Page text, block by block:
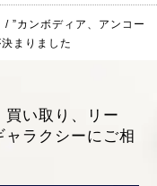
/ ”カンボディア、アンコー
まりました
買い取り、リー
ャラクシーにご相